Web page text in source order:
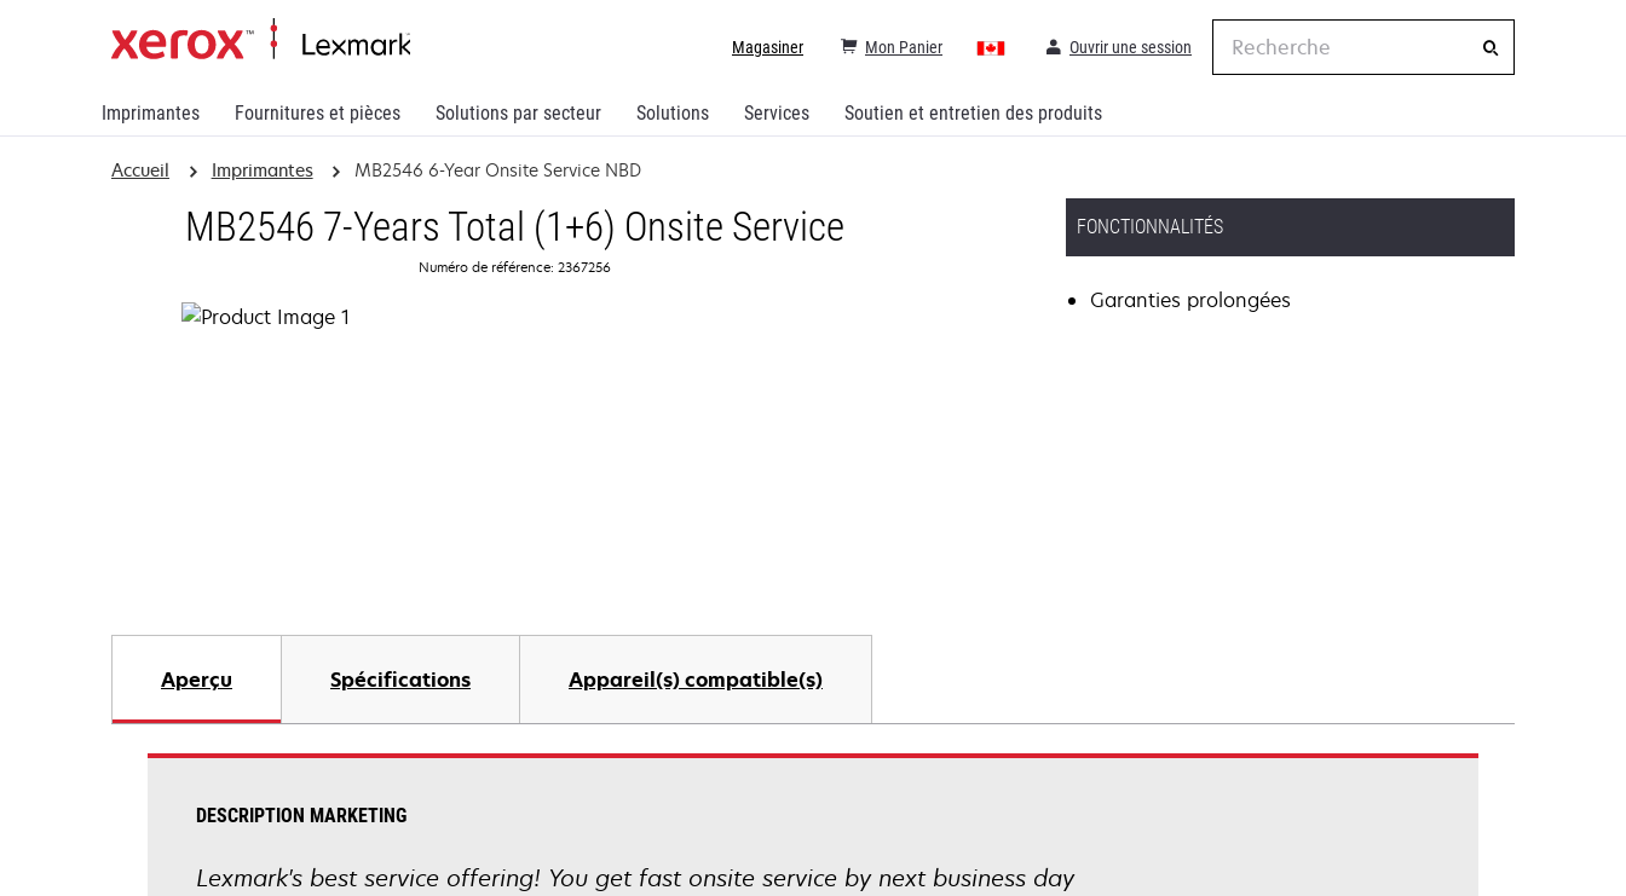
Imprimantes Fournitures et pièces Solutions par secteur Solutions Services Soutien et entretien des produits
Magasiner Mon Panier
Recherche
Ouvrir une session
Accueil Imprimantes MB2546 6-Year Onsite Service NBD
MB2546 7-Years Total (1+6) Onsite Service
Numéro de référence: 2367256
FONCTIONNALITÉS
Garanties prolongées
Aperçu Spécifications Appareil(s) compatible(s)
DESCRIPTION MARKETING
Lexmark's best service offering! You get fast onsite service by next business day